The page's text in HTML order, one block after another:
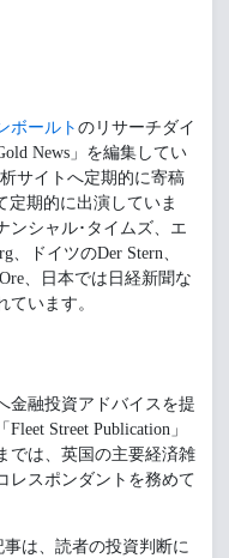
ボールト のリサーチダイ
News」を編集してい
サイトへ定期的に寄稿
定期的に出演していま
ンシャル･タイムズ、エ
、ドイツのDer Stern、
、日本では日経新聞な
います。
金融投資アドバイスを提
Street Publication」
では、英国の主要経済雑
レスポンダントを務めて
は、読者の投資判断に